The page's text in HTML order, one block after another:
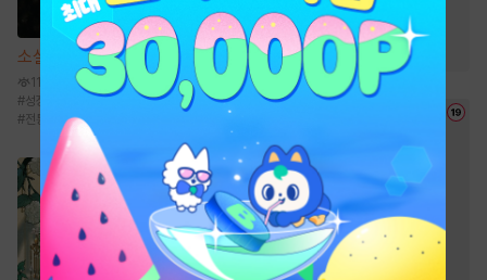
소설 검치
11.9만
#성장물 먼치킨 # 통쾌함 #비장함
#전통무협
#연애/결혼 #복수
#역사/시대물